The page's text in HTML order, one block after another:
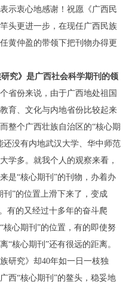
示衷心地感谢！ 祝愿《广西民
头更进一步，在现任广西民族
黄仲盈的带领下把刊物办得更
究》 是广西社会科学期刊的领
省份来说，由于广西地处祖国
育、文化与内地省份比较起来
整个广西壮族自治区的“核心期
还没有内地武汉大学、华中师范
学多。 就我个人的观察来看，
是“核心期刊 ”的刊物，办着办
刊 ”的位置上滑下来了， 变成
。有的又经过十多年的奋斗爬
“核心期刊 ”的位置，有的即使努
离“核心期刊 ”还有很远的距离。
研究》 却40年如一日一枝独
广西“核心期刊 ”的鳌头， 稳妥地